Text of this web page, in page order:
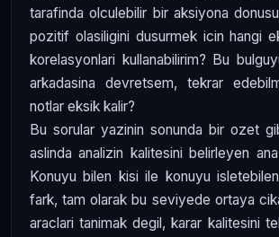
tarafinda olculebilir bir aksiyona
pozitif olasiligini dusurmek icin hangi
korelasyonlari kullanabilirim? Bu
arkadasina devretsem, tekrar
notlar eksik kalir?
Bu sorular yazinin sonunda bir ozet
aslinda analizin kalitesini belirleyen
Konuyu bilen kisi ile konuyu
fark, tam olarak bu seviyede ortaya
araclari tanimak degil, karar kalitesini